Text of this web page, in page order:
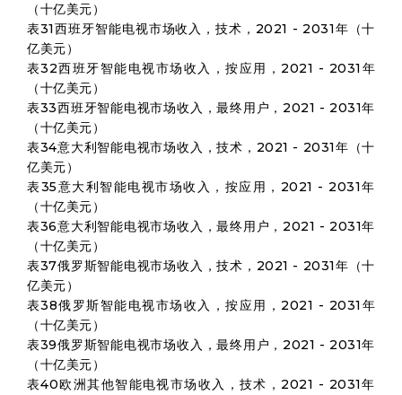
（十亿美元）
表31西班牙智能电视市场收入，技术，2021 - 2031年（十
亿美元）
表32西班牙智能电视市场收入，按应用，2021 - 2031年
（十亿美元）
表33西班牙智能电视市场收入，最终用户，2021 - 2031年
（十亿美元）
表34意大利智能电视市场收入，技术，2021 - 2031年（十
亿美元）
表35意大利智能电视市场收入，按应用，2021 - 2031年
（十亿美元）
表36意大利智能电视市场收入，最终用户，2021 - 2031年
（十亿美元）
表37俄罗斯智能电视市场收入，技术，2021 - 2031年（十
亿美元）
表38俄罗斯智能电视市场收入，按应用，2021 - 2031年
（十亿美元）
表39俄罗斯智能电视市场收入，最终用户，2021 - 2031年
（十亿美元）
表40欧洲其他智能电视市场收入，技术，2021 - 2031年